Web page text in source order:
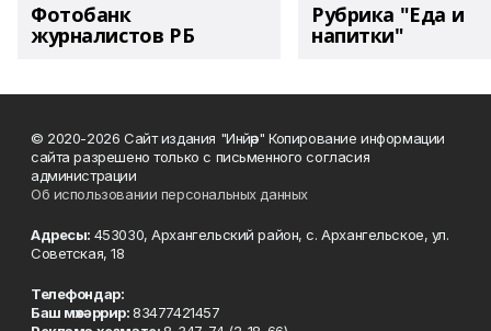
Фотобанк
журналистов РБ
Рубрика "Еда и
напитки"
© 2020-2026 Сайт издания "Инйәр" Копирование информации
сайта разрешено только с письменного согласия
администрации
Об использовании персональных данных
Адресы: 453030, Архангельский район, с. Архангельское, ул.
Советская, 18
Телефондар:
Баш мөхәррир:83477421457